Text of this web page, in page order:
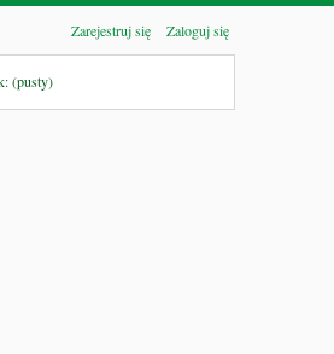
Zarejestruj się Zaloguj się
(pusty)